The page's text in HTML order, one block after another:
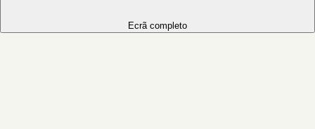
Ecrã completo